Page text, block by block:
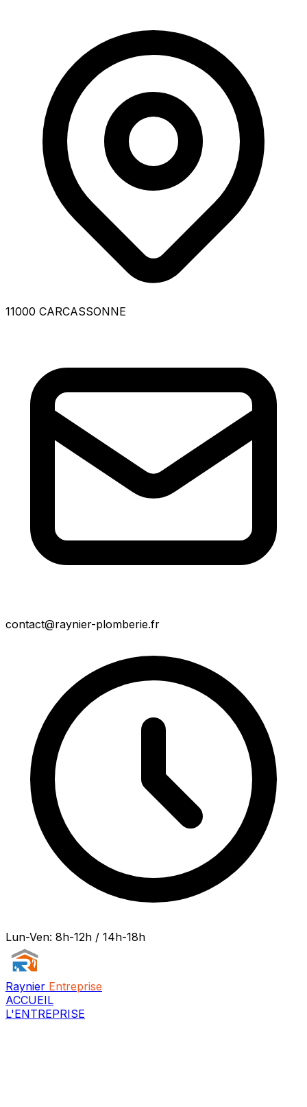
11000 CARCASSONNE
contact@raynier-plomberie.fr
Lun-Ven: 8h-12h / 14h-18h
Raynier Entreprise
ACCUEIL
L'ENTREPRISE